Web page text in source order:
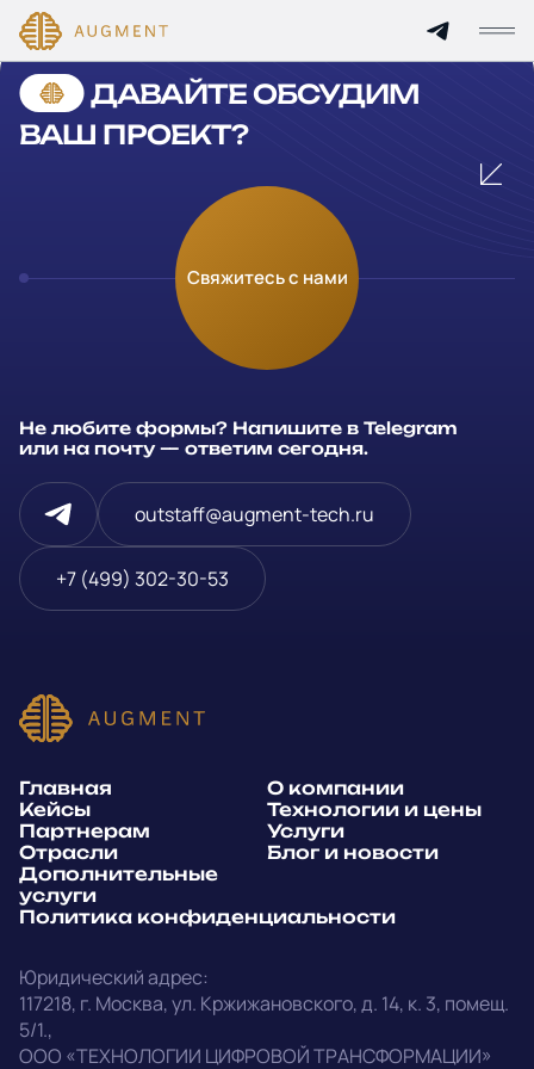
Написать в Telegram
outstaff@augment-tech.ru
Главная
Технологии и цены
Услуги
Отрасли
Блог и новости
Политика
конфиденциальности
Cannot find 'services' template with page 'detail'
ДАВАЙТЕ ОБСУДИМ
ВАШ ПРОЕКТ?
Свяжитесь с нами
Не любите формы? Напишите в Telegram
или на почту — ответим сегодня.
outstaff@augment-tech.ru
+7 (499) 302-30-53
Юридический адрес:
117218, г. Москва,ул. Кржижановского, д. 14, к. 3, помещ.
5/1.,
ООО «ТЕХНОЛОГИИ ЦИФРОВОЙ ТРАНСФОРМАЦИИ»
Главная
О компании
Кейсы
Технологии и цены
Партнерам
Услуги
Отрасли
Блог и новости
Дополнительные
услуги
Политика конфиденциальности
Оставьте заявку
Заполните и отправьте данные и мы свяжемся с вами в
течение рабочего дня
Компания
Телефон*
E-mail
Telegram
WhatsApp
E-mail
Позвонить
Напишите, какие специалисты, в каком количестве и как
срочно нужны на ваш проект
Прикрепить файл